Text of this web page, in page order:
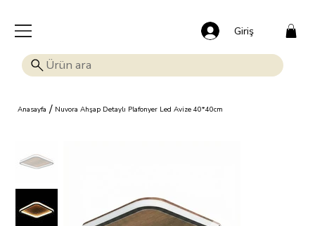
Giriş
Anasayfa / Nuvora Ahşap Detaylı Plafonyer Led Avize 40*40cm